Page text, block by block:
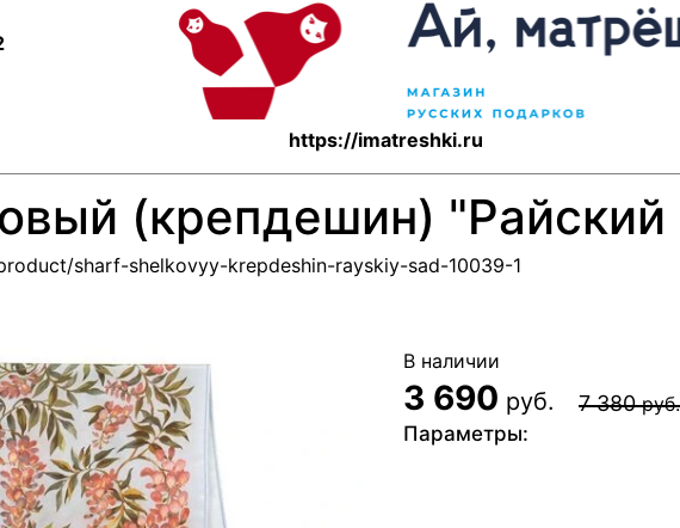
https://imatreshki.ru
(крепдешин) "Райский
sharf-shelkovyy-krepdeshin-rayskiy-sad-10039-1
В наличии
3 690 руб. 7 380руб.
Параметры: